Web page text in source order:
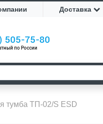
Доставка
505-75-80
по России
тумба ТП-02/S ESD